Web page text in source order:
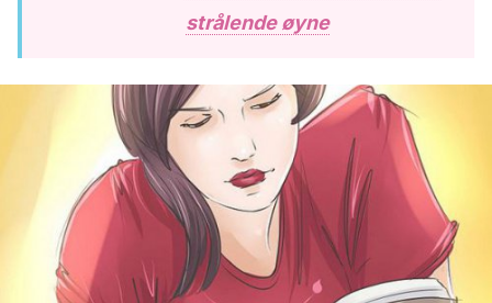
strålende øyne